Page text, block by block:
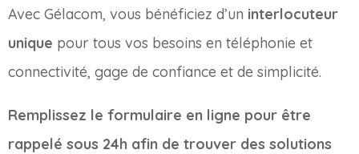
Avec Gélacom, vous bénéficiez d’un interlocuteur
unique pour tous vos besoins en téléphonie et
connectivité, gage de confiance et de simplicité.
Remplissez le formulaire en ligne pour être
rappelé sous 24h afin de trouver des solutions